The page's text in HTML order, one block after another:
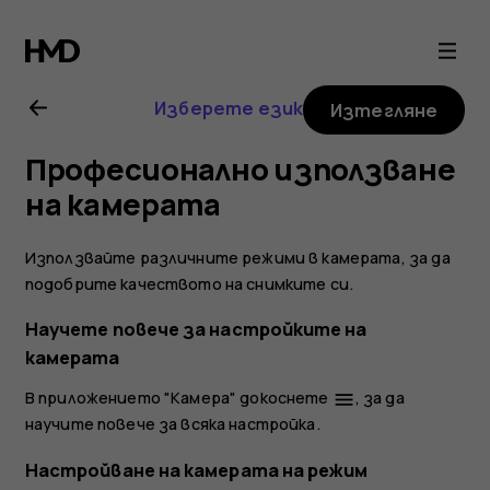
Ръководство
на
потребителя
за
Nokia
8.1
Изберете език Изтегляне
Професионално използване
на камерата
Използвайте различните режими в камерата, за да
подобрите качеството на снимките си.
Научете повече за настройките на
камерата
В приложението "Камера" докоснете menu, за да
научите повече за всяка настройка.
Настройване на камерата на режим